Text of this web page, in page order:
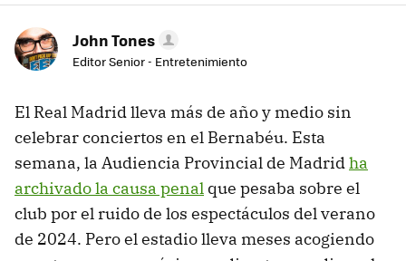
John Tones
Editor Senior - Entretenimiento
El Real Madrid lleva más de año y medio sin
celebrar conciertos en el Bernabéu. Esta
semana, la Audiencia Provincial de Madridha
archivado la causa penal que pesaba sobre el
club por el ruido de los espectáculos del verano
de 2024. Pero el estadio lleva meses acogiendo